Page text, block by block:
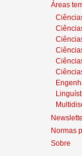
Áreas
Normas
Sobre